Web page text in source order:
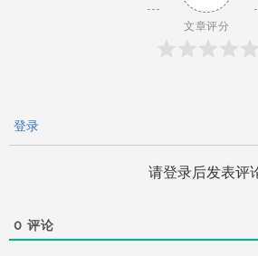
文章评分
登录
请登录后发表评
0 评论